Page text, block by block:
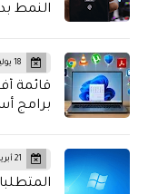
النمط
18 يوليو 2026
برامج
21 أبريل 2015